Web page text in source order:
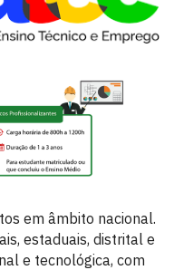
em âmbito nacional.
estaduais, distrital e
e tecnológica, com